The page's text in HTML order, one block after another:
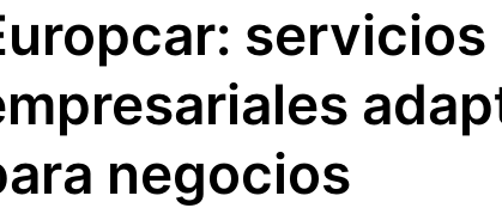
servicios
negocios